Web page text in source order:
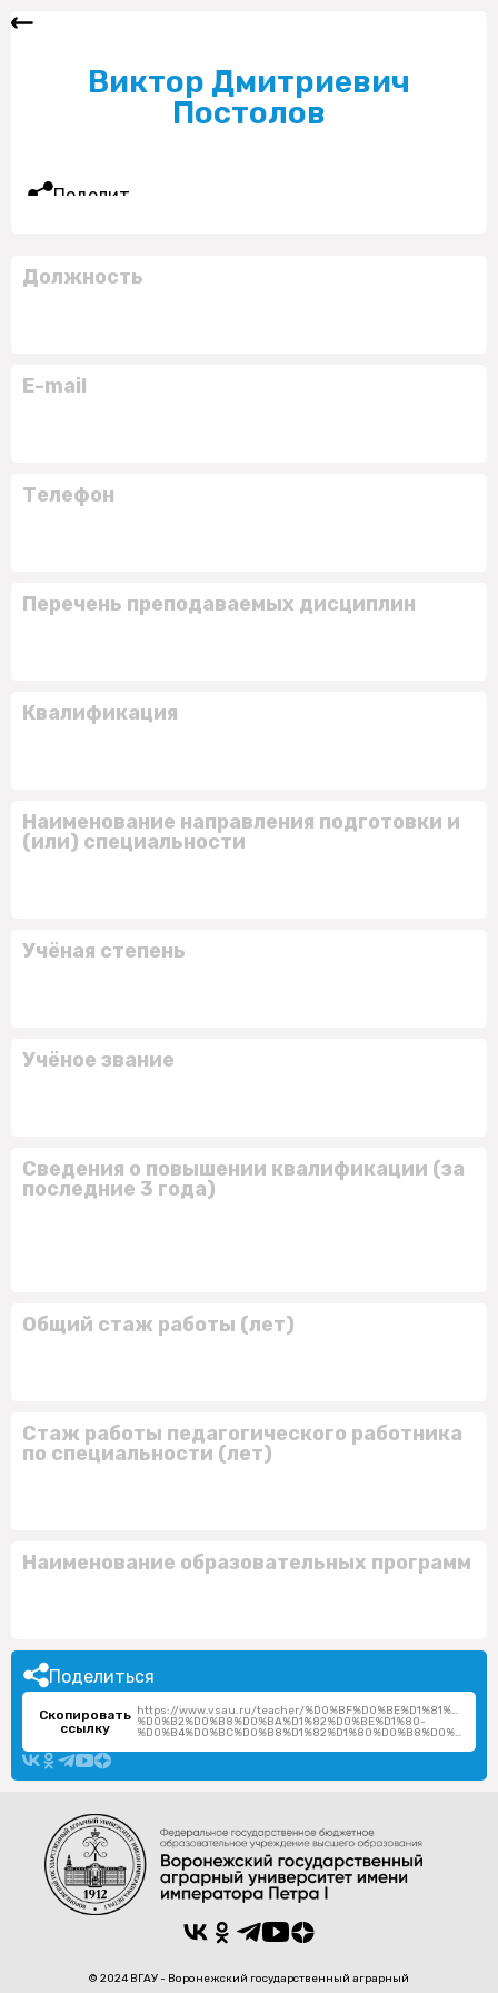
Виктор Дмитриевич
Постолов
Поделиться
Должность
E-mail
Телефон
Перечень преподаваемых дисциплин
Квалификация
Наименование направления подготовки и
(или) специальности
Учёная степень
Учёное звание
Сведения о повышении квалификации (за
последние 3 года)
Общий стаж работы (лет)
Стаж работы педагогического работника
по специальности (лет)
Наименование образовательных программ
Поделиться
Скопировать
ссылку
https://www.vsau.ru/teacher/
%D0%B2%D0%B8%D0%BA%D1%82%D0%BE%D1%80-
%D0%B4%D0%BC%D0%B8%D1%82%D1%80%D0%B8%D0%B5%D0%B2%D0%B8%D1%87/
© 2024 ВГАУ - Воронежский государственный аграрный